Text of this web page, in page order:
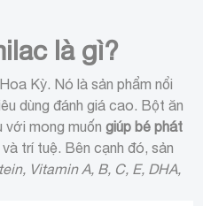
là gì?
Kỳ. Nó là sản phẩm nổi
dùng đánh giá cao. Bột ăn
với mong muốngiúp bé phát
trí tuệ. Bên cạnh đó, sản
Vitamin A, B, C, E, DHA,